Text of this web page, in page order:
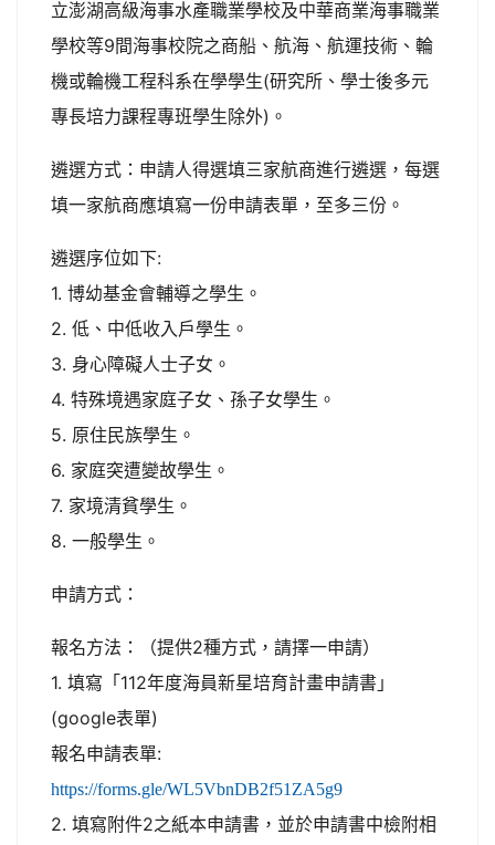
立澎湖高級海事水產職業學校及中華商業海事職業
學校等9間海事校院之商船、航海、航運技術、輪
機或輪機工程科系在學學生(研究所、學士後多元
專長培力課程專班學生除外)。
遴選方式：申請人得選填三家航商進行遴選，每選
填一家航商應填寫一份申請表單，至多三份。
遴選序位如下:
1. 博幼基金會輔導之學生。
2. 低、中低收入戶學生。
3. 身心障礙人士子女。
4. 特殊境遇家庭子女、孫子女學生。
5. 原住民族學生。
6. 家庭突遭變故學生。
7. 家境清貧學生。
8. 一般學生。
申請方式：
報名方法：（提供2種方式，請擇一申請）
1. 填寫「112年度海員新星培育計畫申請書」
(google表單)
報名申請表單:
https://forms.gle/WL5VbnDB2f51ZA5g9
2. 填寫附件2之紙本申請書，並於申請書中檢附相